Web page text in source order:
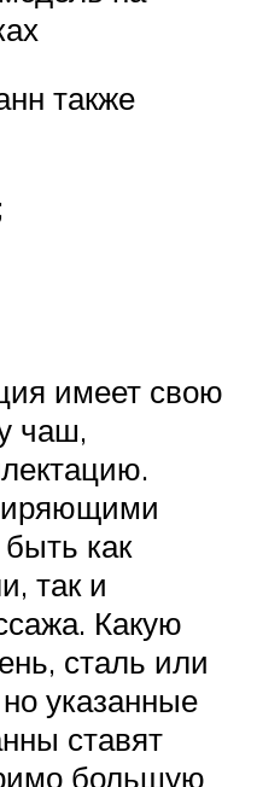
также
имеет свою
чаш,
как
так и
Какую
сталь или
указанные
ставят
большую